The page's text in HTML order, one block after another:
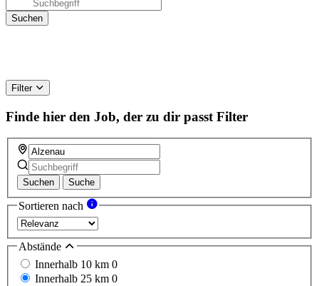
Filter
Finde hier den Job, der zu dir passt Filter
Suchen Suche
Sortieren nach
Abstände
Innerhalb 10 km 0
Innerhalb 25 km 0